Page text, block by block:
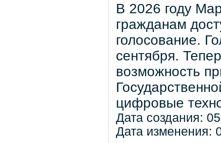
В 2026 году
гражданам
голосование.
сентября.
возможность
цифровые
Дата создания:
Дата изменения: